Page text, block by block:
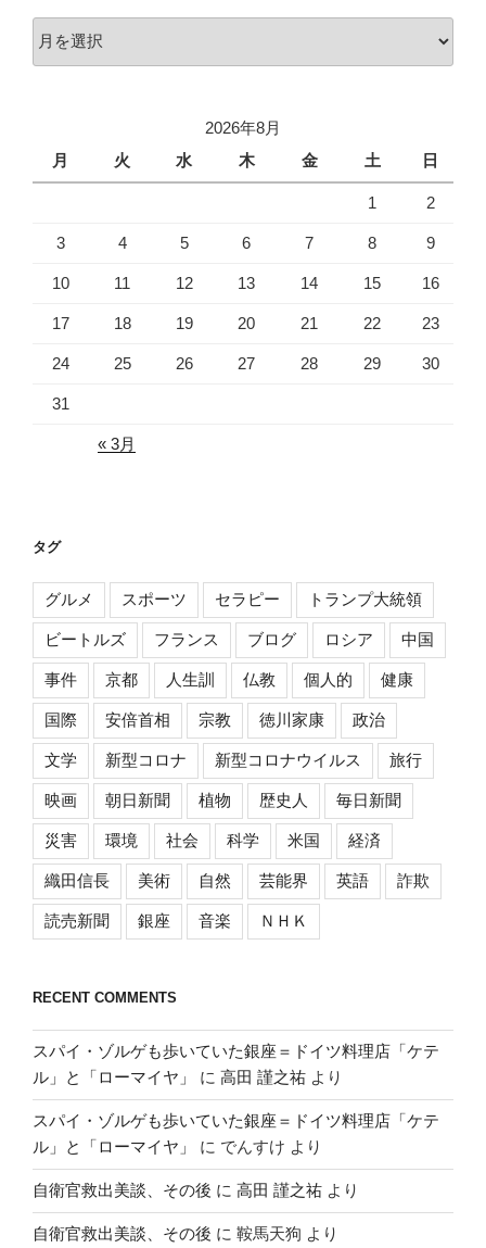
ア
2026年8月
月
火 水 木 金 土 日
1 2
3 4 5 6 7 8 9
10 11 12 13 14 15 16
17 18 19 20 21 22 23
24 25 26 27 28 29 30
31
« 3月
タグ
グルメ スポーツ セラピー トランプ大統領
ビートルズ フランス ブログ ロシア 中国
事件 京都 人生訓 仏教 個人的 健康
国際 安倍首相 宗教 徳川家康 政治
文学 新型コロナ 新型コロナウイルス 旅行
映画 朝日新聞 植物 歴史人 毎日新聞
災害 環境 社会 科学 米国 経済
織田信長 美術 自然 芸能界 英語 詐欺
読売新聞 銀座 音楽 ＮＨＫ
RECENT COMMENTS
スパイ・ゾルゲも歩いていた銀座＝ドイツ料理店「ケテ
ル」と「ローマイヤ」
に 高田 謹之祐 より
スパイ・ゾルゲも歩いていた銀座＝ドイツ料理店「ケテ
ル」と「ローマイヤ」
に でんすけ より
自衛官救出美談、その後 に 高田 謹之祐 より
自衛官救出美談、その後 に 鞍馬天狗 より